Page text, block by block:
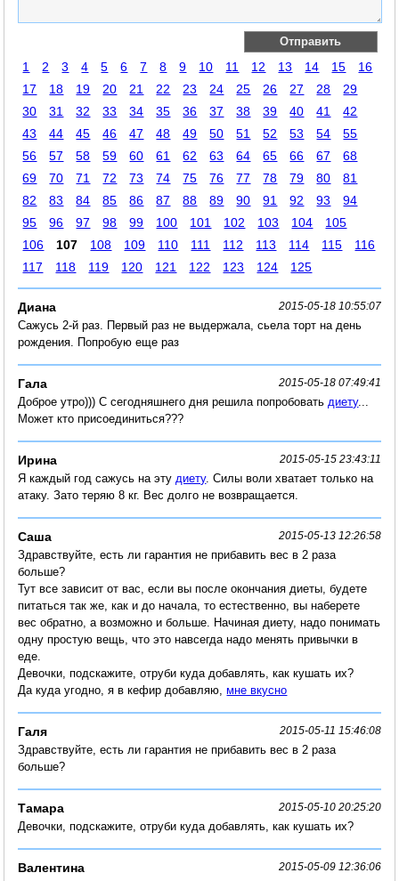
1 2 3 4 5 6 7 8 9 10 11 12 13 14 15
16
17
18 19 20 21 22 23 24 25 26 27 28
29
30
31 32 33 34 35 36 37 38 39 40 41
42
43
44 45 46 47 48 49 50 51 52 53 54
55
56
57 58 59 60 61 62 63 64 65 66 67
68
69
70 71 72 73 74 75 76 77 78 79 80
81
82
83 84 85 86 87 88 89 90 91 92 93
94
95
96 97 98 99 100 101 102 103 104
105
106
107 108 109 110 111 112 113 114 115
116
117
118 119 120 121 122 123 124 125
Диана 2015-05-18 10:55:07
Сажусь 2-й раз. Первый раз не выдержала, сьела торт на день
рождения. Попробую еще раз
Гала 2015-05-18 07:49:41
Доброе утро))) С сегодняшнего дня решила попробовать диету...
Может кто присоединиться???
Ирина 2015-05-15 23:43:11
Я каждый год сажусь на эту диету. Силы воли хватает только на
атаку. Зато теряю 8 кг. Вес долго не возвращается.
Саша 2015-05-13 12:26:58
Здравствуйте, есть ли гарантия не прибавить вес в 2 раза
больше?
Тут все зависит от вас, если вы после окончания диеты, будете
питаться так же, как и до начала, то естественно, вы наберете
вес обратно, а возможно и больше. Начиная диету, надо понимать
одну простую вещь, что это навсегда надо менять привычки в
еде.
Девочки, подскажите, отруби куда добавлять, как кушать их?
Да куда угодно, я в кефир добавляю,мне вкусно
Галя 2015-05-11 15:46:08
Здравствуйте, есть ли гарантия не прибавить вес в 2 раза
больше?
Тамара 2015-05-10 20:25:20
Девочки, подскажите, отруби куда добавлять, как кушать их?
Валентина 2015-05-09 12:36:06